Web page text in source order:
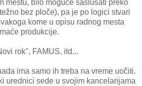
mestu, bilo moguće saslušati preko
bez ploče), pa je po logici stvari
kome u opisu radnog mesta
produkcije.
rok", FAMUS, itd...
ima samo ih treba na vreme uočiti.
urednici sede u svojim kancelarijama